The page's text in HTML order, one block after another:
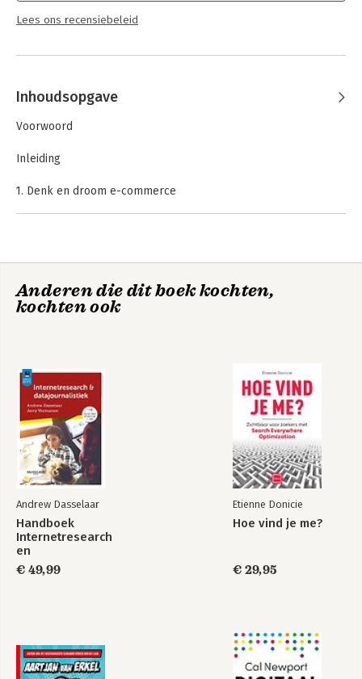
Lees ons recensiebeleid
Inhoudsopgave
Voorwoord
Inleiding
1. Denk en droom e-commerce
7. Blijf in beweging
8. Het belang van technologische macht
Nawoord
Anderen die dit boek kochten,
kochten ook
Andrew Dasselaar
Handboek
Internetresearch
en
datajournalistiek
€ 49,99
Etienne Donicie
Hoe vind je me?
€ 29,95